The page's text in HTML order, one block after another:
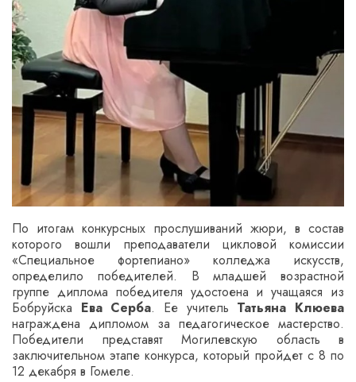
По итогам конкурсных прослушиваний жюри, в состав
которого вошли преподаватели цикловой комиссии
«Специальное фортепиано» колледжа искусств,
определило победителей. В младшей возрастной
группе диплома победителя удостоена и учащаяся из
Бобруйска Ева Серба. Ее учитель Татьяна Клюева
награждена дипломом за педагогическое мастерство.
Победители представят Могилевскую область в
заключительном этапе конкурса, который пройдет с 8 по
12 декабря в Гомеле.